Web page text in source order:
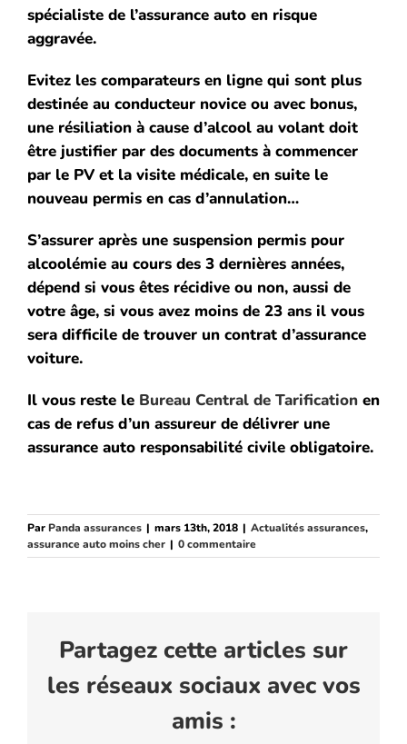
spécialiste de l’assurance auto en risque
aggravée.
Evitez les comparateurs en ligne qui sont plus
destinée au conducteur novice ou avec bonus,
une résiliation à cause d’alcool au volant doit
être justifier par des documents à commencer
par le PV et la visite médicale, en suite le
nouveau permis en cas d’annulation…
S’assurer après une suspension permis pour
alcoolémie au cours des 3 dernières années,
dépend si vous êtes récidive ou non, aussi de
votre âge, si vous avez moins de 23 ans il vous
sera difficile de trouver un contrat d’assurance
voiture.
Il vous reste le Bureau Central de Tarificationen
cas de refus d’un assureur de délivrer une
assurance auto responsabilité civile obligatoire.
ParPanda assurances | mars 13th, 2018 | Actualités assurances,
assurance auto moins cher | 0 commentaire
Partagez cette articles sur
les réseaux sociaux avec vos
amis :